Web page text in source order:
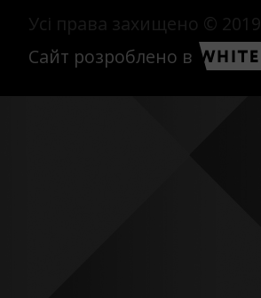
Усі права захищено © 2019
Сайт розроблено в